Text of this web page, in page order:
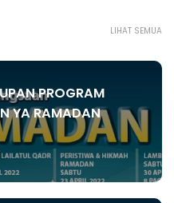
LIHAT SEMUA
PROGRAM
YA RAMADAN